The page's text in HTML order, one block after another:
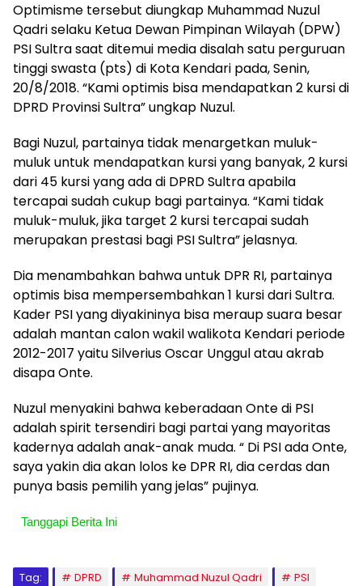
Optimisme tersebut diungkap Muhammad Nuzul
Qadri selaku Ketua Dewan Pimpinan Wilayah (DPW)
PSI Sultra saat ditemui media disalah satu perguruan
tinggi swasta (pts) di Kota Kendari pada, Senin,
20/8/2018. “Kami optimis bisa mendapatkan 2 kursi di
DPRD Provinsi Sultra” ungkap Nuzul.
Bagi Nuzul, partainya tidak menargetkan muluk-
muluk untuk mendapatkan kursi yang banyak, 2 kursi
dari 45 kursi yang ada di DPRD Sultra apabila
tercapai sudah cukup bagi partainya. “Kami tidak
muluk-muluk, jika target 2 kursi tercapai sudah
merupakan prestasi bagi PSI Sultra” jelasnya.
Dia menambahkan bahwa untuk DPR RI, partainya
optimis bisa mempersembahkan 1 kursi dari Sultra.
Kader PSI yang diyakininya bisa meraup suara besar
adalah mantan calon wakil walikota Kendari periode
2012-2017 yaitu Silverius Oscar Unggul atau akrab
disapa Onte.
Nuzul menyakini bahwa keberadaan Onte di PSI
adalah spirit tersendiri bagi partai yang mayoritas
kadernya adalah anak-anak muda. “ Di PSI ada Onte,
saya yakin dia akan lolos ke DPR RI, dia cerdas dan
punya basis pemilih yang jelas” pujinya.
Tanggapi Berita Ini
Tag: DPRD Muhammad Nuzul Qadri PSI